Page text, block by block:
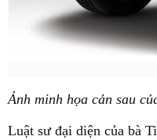
Ảnh minh họa cản sau
Luật sư đại diện của bà